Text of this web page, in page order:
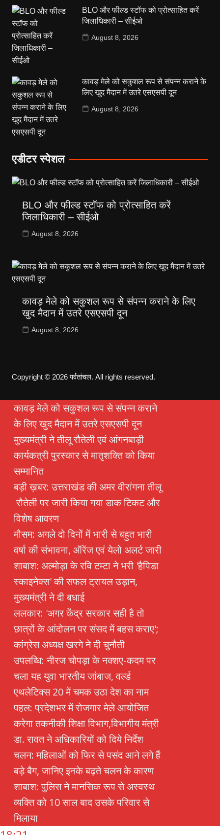
BLO और फील्ड स्टॉफ को प्रोत्साहित करें
जिलाधिकारी – सीईओ
August 8, 2026
कावड़ मेले को सकुशल रूप से संपन्न कराने के
लिए खुद मैदान में उतरे एसएसपी दून
August 8, 2026
एडीटर स्पेशल
BLO और फील्ड स्टॉफ को प्रोत्साहित करें
जिलाधिकारी – सीईओ
August 8, 2026
कावड़ मेले को सकुशल रूप से संपन्न कराने के लिए
खुद मैदान में उतरे एसएसपी दून
August 8, 2026
Copyright © 2026 पर्वतांचल. All rights reserved.
कावड़ मेले को सकुशल रूप से संपन्न कराने
के लिए खुद मैदान में उतरे एसएसपी दून
मुख्यमंत्री ने तीलू रौतेली एवं आंगनबाड़ी
कार्यकत्री पुरस्कार से मातृशक्ति को किया
सम्मानित
बड़ी ख़बर: उत्तराखंड की अमर वीरांगना तीलू
रौतेली पर जारी किया गया डाक टिकट और
विशेष आवरण
मौसम: अगले दो दिनों में भारी से बहुत भारी
वर्षा की संभावना, ऑरेंज एवं येलो अलर्ट जारी
शाबाश: अल्मोड़ा के रवि टम्टा ने भरी 'हैपिडा
स्काइनेक्स' की सफल ट्रायल उड़ान,
मुख्यमंत्री ने दी बधाई
ललकार: 'अगर केंद्र सरकार सही है तो
छात्रों के आंदोलन पर संसद में बहस कराए';
कांग्रेस अध्यक्ष खरगे ने दी चुनौती
उपलब्धि: नीरज चोपड़ा के नक्शए-कदम पर
चला यह युवा भारतीय जांबाज, वर्ल्ड
एथलेटिक्स 20 में चमक उठा देश का नाम
पहल: प्रदेशभर में रोजगार मेले आयोजित
करेगा तकनीकी शिक्षा विभाग,विभागीय मंत्री
डा. रावत ने अधिकारियों को दिये निर्देश
चलन: महिलाओं को फिर से पसंद आने लगे हैं
बड़े बैग, जानिए इनके बढ़ते चलन के कारण
शाबाश: पुलिस ने मानसिक रूप से अस्वस्थ
व्यक्ति को 10 साल बाद उसके परिवार से
मिलाया